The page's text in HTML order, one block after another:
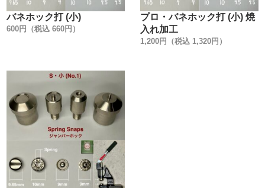
バネホック打 (小)
600円（税込 660円）
プロ・バネホック打 (小) 焼
入れ加工
1,200円（税込 1,320円）